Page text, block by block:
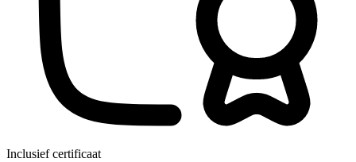
Inclusief certificaat